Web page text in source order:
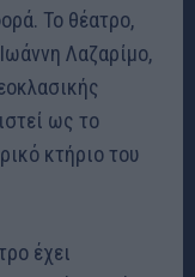
Το θέατρο,
Λαζαρίμο,
ως το
κτήριο του
έχει